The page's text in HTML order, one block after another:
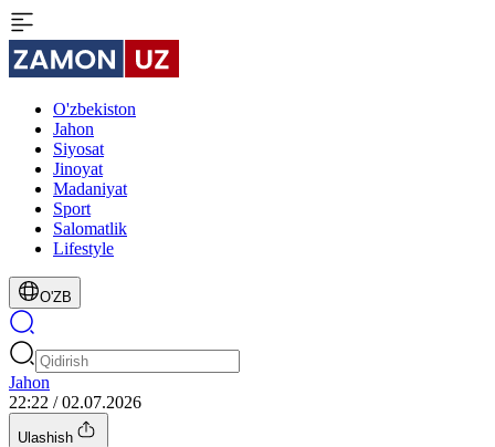
O'zbekiston
Jahon
Siyosat
Jinoyat
Madaniyat
Sport
Salomatlik
Lifestyle
O'ZB
Jahon
22:22 / 02.07.2026
Ulashish